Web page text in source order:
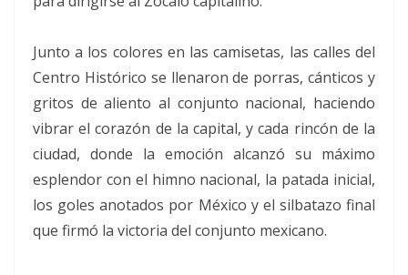
Junto a los colores en las camisetas, las calles del
Centro Histórico se llenaron de porras, cánticos y
gritos de aliento al conjunto nacional, haciendo
vibrar el corazón de la capital, y cada rincón de la
ciudad, donde la emoción alcanzó su máximo
esplendor con el himno nacional, la patada inicial,
los goles anotados por México y el silbatazo final
que firmó la victoria del conjunto mexicano.